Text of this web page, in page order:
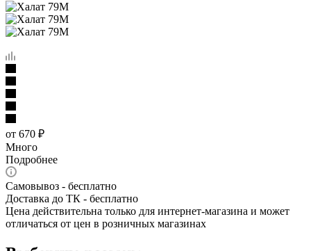
от 670 ₽
Много
Подробнее
Самовывоз - бесплатно
Доставка до ТК - бесплатно
Цена действительна только для интернет-магазина и может
отличаться от цен в розничных магазинах